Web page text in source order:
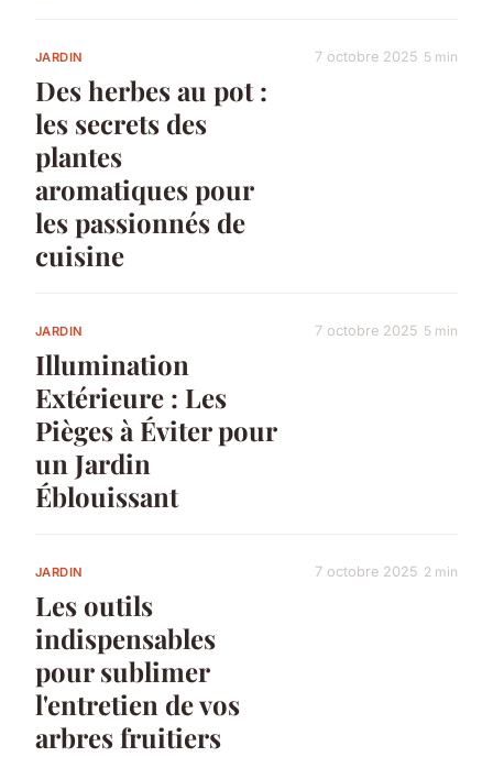
JARDIN
Des herbes au pot :
les secrets des
plantes
aromatiques pour
les passionnés de
cuisine
7 octobre 2025 5 min
JARDIN
Illumination
Extérieure : Les
Pièges à Éviter pour
un Jardin
Éblouissant
7 octobre 2025 5 min
JARDIN
Les outils
indispensables
pour sublimer
l'entretien de vos
arbres fruitiers
7 octobre 2025 2 min